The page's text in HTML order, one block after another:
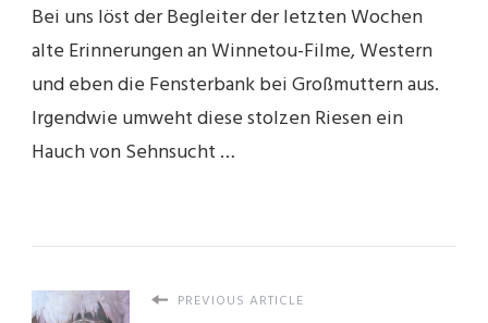
Bei uns löst der Begleiter der letzten Wochen
alte Erinnerungen an Winnetou-Filme, Western
und eben die Fensterbank bei Großmuttern aus.
Irgendwie umweht diese stolzen Riesen ein
Hauch von Sehnsucht …
PREVIOUS ARTICLE